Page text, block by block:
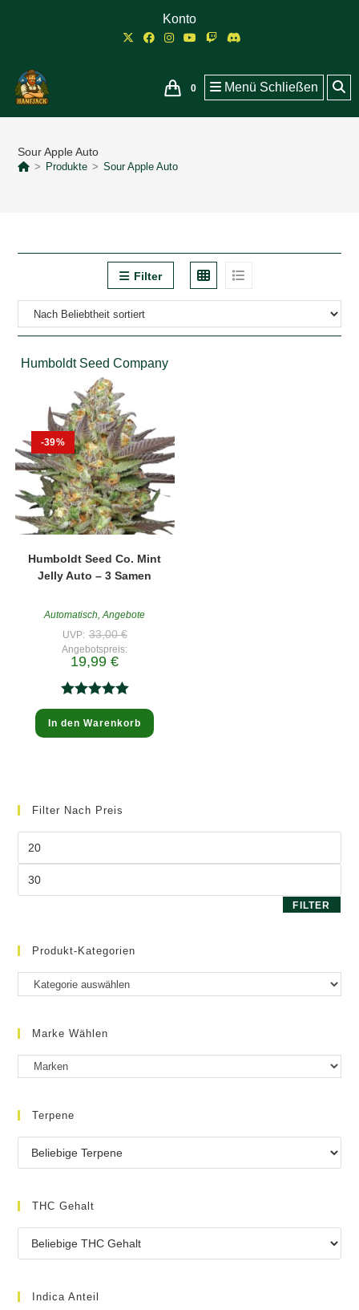
Konto
0 Menü Schließen
Sour Apple Auto
> Produkte > Sour Apple Auto
Filter
Humboldt Seed Company
-39%
Humboldt Seed Co. Mint
Jelly Auto – 3 Samen
Automatisch,Angebote
UVP: 33,00€Ursprünglicher
Preis
war:
Angebotspreis:
19,99€Aktueller
ist:
19,99 €.
Bewertet
mit5.00
In den Warenkorb
Filter Nach Preis
FILTER
Produkt-Kategorien
Marke Wählen
Terpene
THC Gehalt
Indica Anteil